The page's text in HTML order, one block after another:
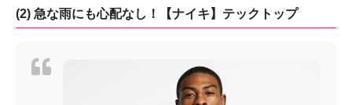
(2) 急な雨にも心配なし！【ナイキ】テックトップ